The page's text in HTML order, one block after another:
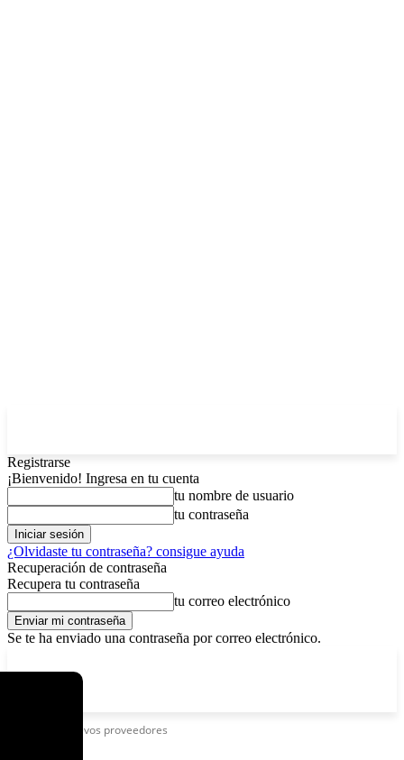
Registrarse
¡Bienvenido! Ingresa en tu cuenta
tu nombre de usuario
tu contraseña
¿Olvidaste tu contraseña? consigue ayuda
Recuperación de contraseña
Recupera tu contraseña
tu correo electrónico
Se te ha enviado una contraseña por correo electrónico.
Nuevos proveedores